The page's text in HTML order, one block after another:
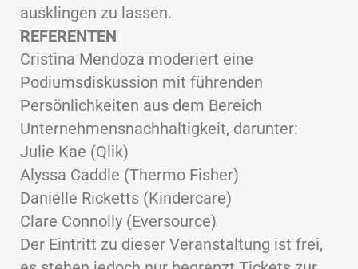
ausklingen zu lassen.
REFERENTEN
Cristina Mendoza moderiert eine
Podiumsdiskussion mit führenden
Persönlichkeiten aus dem Bereich
Unternehmensnachhaltigkeit, darunter:
Julie Kae (Qlik)
Alyssa Caddle (Thermo Fisher)
Danielle Ricketts (Kindercare)
Clare Connolly (Eversource)
Der Eintritt zu dieser Veranstaltung ist frei,